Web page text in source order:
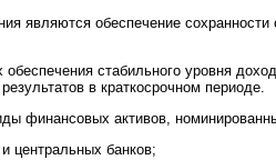
являются обеспечение
стабильного уровня
в краткосрочном периоде.
финансовых активов,
центральных банков;